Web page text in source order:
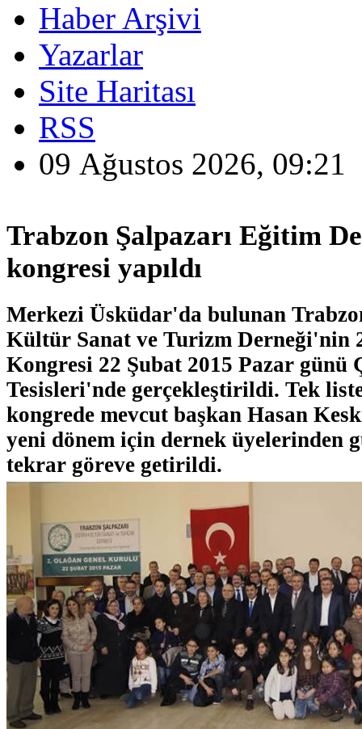
Haber Arşivi
Yazarlar
Site Haritası
RSS
09 Ağustos 2026, 09:21
Trabzon Şalpazarı Eğitim
kongresi yapıldı
Merkezi Üsküdar'da bulunan
Kültür Sanat ve Turizm Derneği'nin
Kongresi 22 Şubat 2015 Pazar günü
Tesisleri'nde gerçekleştirildi. Tek
kongrede mevcut başkan Hasan
yeni dönem için dernek üyelerinden
tekrar göreve getirildi.